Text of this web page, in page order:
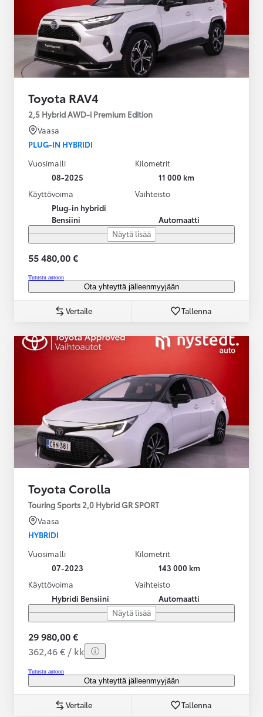
Toyota RAV4
2,5 Hybrid AWD-i Premium Edition
Vaasa
PLUG-IN HYBRIDI
Vuosimalli
08-2025
Kilometrit
11 000 km
Käyttövoima
Plug-in hybridi
Bensiini
Vaihteisto
Automaatti
Näytä lisää
55 480,00 €
Tutustu autoon
Ota yhteyttä jälleenmyyjään
Vertaile Tallenna
Toyota Corolla
Touring Sports 2,0 Hybrid GR SPORT
Vaasa
HYBRIDI
Vuosimalli
07-2023
Kilometrit
143 000 km
Käyttövoima
Hybridi Bensiini
Vaihteisto
Automaatti
Näytä lisää
29 980,00 €
362,46 € / kk
Tutustu autoon
Ota yhteyttä jälleenmyyjään
Vertaile Tallenna